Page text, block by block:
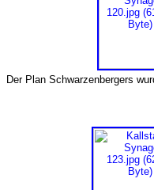
Der Plan Schwarzenbergers